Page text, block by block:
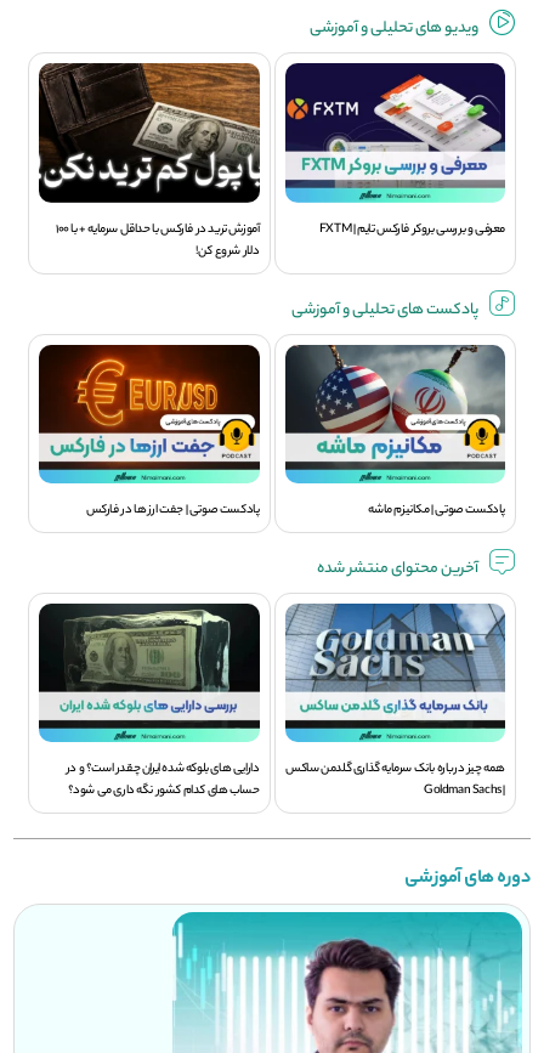
ویديو های تحلیلی و آموزشی
معرفی و بررسی بروکر فارکس تایم | FXTM
آموزش ترید در فارکس با حداقل سرمایه + با 100
دلار شروع کن!
پادکست های تحلیلی و آموزشی
پادکست صوتی | مکانیزم ماشه پادکست صوتی | جفت ارز ها در فارکس
آخرین محتوای منتشر شده
همه چیز درباره بانک سرمایه گذاری گلدمن ساکس
| Goldman Sachs
دارایی های بلوکه شده ایران چقدر است؟ و در
حساب های کدام کشور نگه داری می شود؟
دوره های آموزشی